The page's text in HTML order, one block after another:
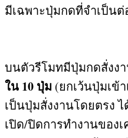
มีเฉพาะปุ่มกดที่จำเป็น
บนตัวรีโมทมีปุ่มกดสั่งง
ใน 10 ปุ่ม (ยกเว้นปุ่มเข้
เป็นปุ่มสั่งงานโดยตรง
เปิด/ปิดการทำงานของเ